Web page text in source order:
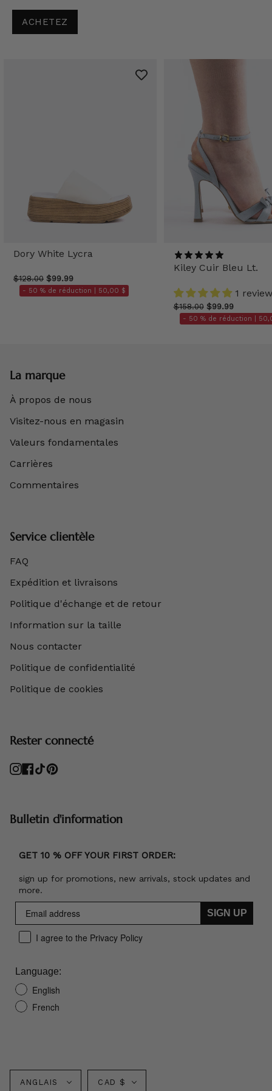
ACHETEZ
Dory White Lycra
$128.00 $99.99
- 50 % de réduction | 50,00 $
Kiley Cuir Bleu Lt.
1 review
$158.00 $99.99
- 50 % de réduction |
La marque
À propos de nous
Visitez-nous en magasin
Valeurs fondamentales
Carrières
Commentaires
Service clientèle
FAQ
Expédition et livraisons
Politique d'échange et de retour
Information sur la taille
Nous contacter
Politique de confidentialité
Politique de cookies
Rester connecté
Instagram
Facebook
TikTokPinterest
Bulletin d'information
GET 10 % OFF YOUR FIRST ORDER:
sign up for promotions, new arrivals, stock updates and
more.
SIGN UP
I agree to the Privacy Policy
Language:
English
French
Langue
ANGLAIS Monnaie
CAD $